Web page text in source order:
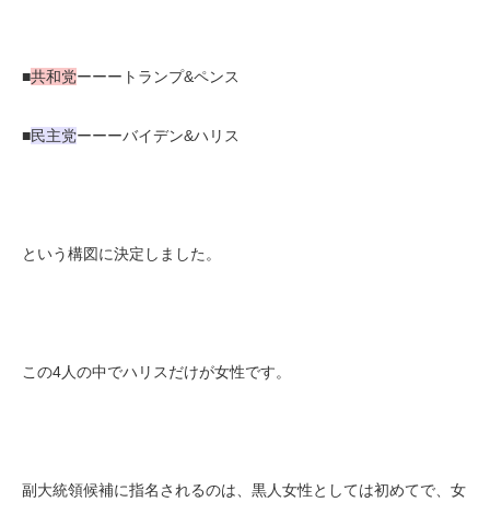
■共和党ーーートランプ&ペンス
■民主党ーーーバイデン&ハリス
という構図に決定しました。
この4人の中でハリスだけが女性です。
副大統領候補に指名されるのは、黒人女性としては初めてで、女